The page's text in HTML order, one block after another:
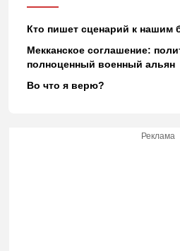
Кто пишет сценарий к нашим
Мекканское соглашение:
полноценный военный альян
Во что я верю?
Реклама